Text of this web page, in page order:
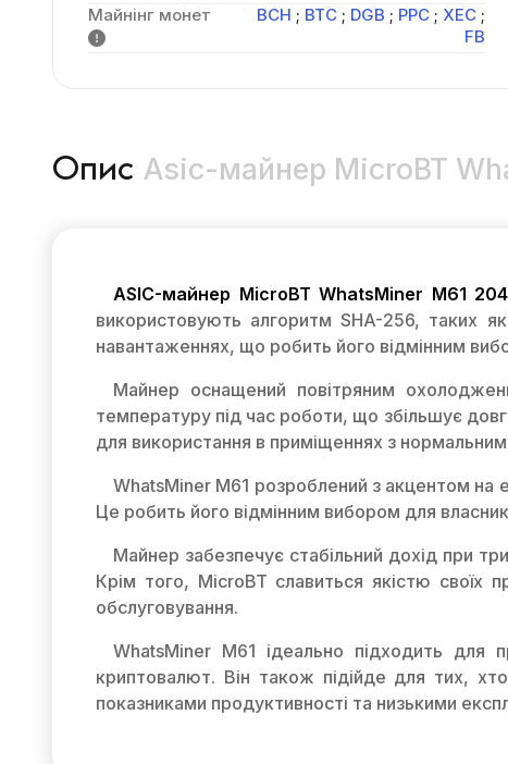
Майнінг монет
BCH ; BTC ; DGB ; PPC ; XEC ;
FB
Опис Asic-майнер MicroBT
ASIC-майнер MicroBT WhatsMiner M61
використовують алгоритм SHA-256, таких
навантаженнях, що робить його відмінним
Майнер оснащений повітряним
температуру під час роботи, що збільшує
для використання в приміщеннях з
WhatsMiner M61 розроблений з акцентом на
Це робить його відмінним вибором для
Майнер забезпечує стабільний дохід при
Крім того, MicroBT славиться якістю своїх
обслуговування.
WhatsMiner M61 ідеально підходить для
криптовалют. Він також підійде для тих,
показниками продуктивності та низькими